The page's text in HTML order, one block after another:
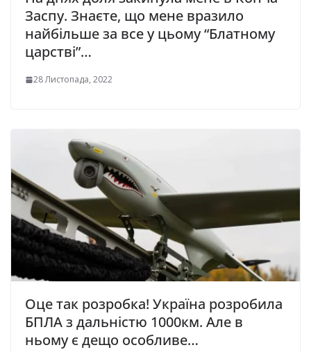
Заспу. Знаєте, що мене вразило
найбільше за все у цьому “Блатному
царстві”…
28 Листопада, 2022
Оце так розробка! Україна розробила
БПЛА з дальністю 1000км. Але в
ньому є дещо особливе…